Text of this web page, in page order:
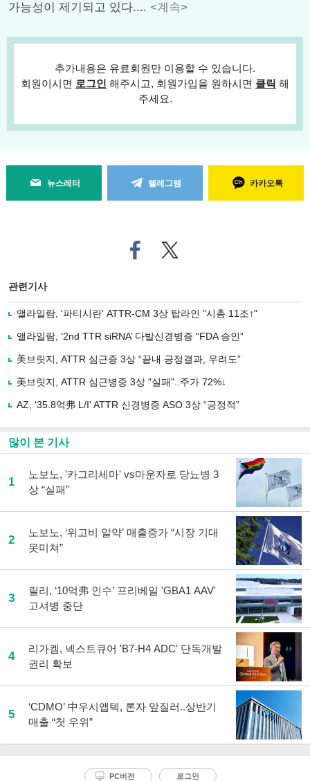
가능성이 제기되고 있다.... <계속>
추가내용은 유료회원만 이용할 수 있습니다.
회원이시면 로그인 해주시고, 회원가입을 원하시면 클릭 해
주세요.
뉴스레터 텔레그램 카카오톡
페
이
로
사
유
기
트위
터로
관련기사
앨라일람, '파티시란' ATTR-CM 3상 탑라인 "시총 11조↑"
앨라일람, ‘2nd TTR siRNA’ 다발신경병증 “FDA 승인”
美브릿지, ATTR 심근증 3상 “끝내 긍정결과, 우려도”
美브릿지, ATTR 심근병증 3상 "실패"..주가 72%↓
AZ, '35.8억弗 L/I' ATTR 신경병증 ASO 3상 “긍정적”
많이 본 기사
1
노보노, '카그리세마' vs마운자로 당뇨병 3
상 “실패”
2
노보노, ‘위고비 알약’ 매출증가 “시장 기대
못미쳐”
3
릴리, ‘10억弗 인수’ 프리베일 'GBA1 AAV'
고셔병 중단
4
리가켐, 넥스트큐어 'B7-H4 ADC' 단독개발
권리 확보
5
‘CDMO’ 中우시앱텍, 론자 앞질러..상반기
매출 “첫 우위”
PC버전 로그인